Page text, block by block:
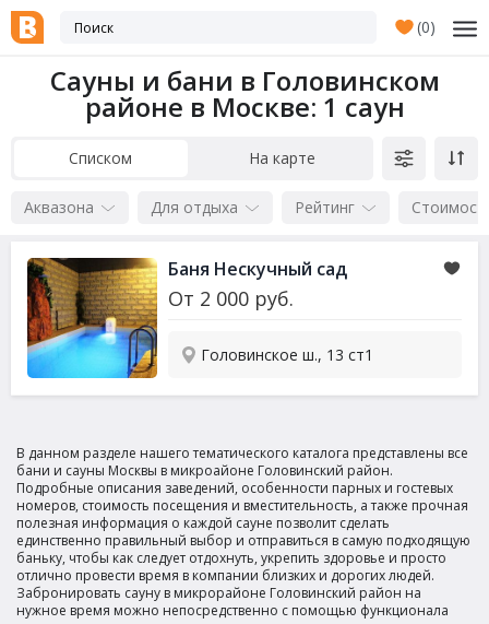
(0)
Сауны и бани в Головинском
районе в Москве: 1 саун
Списком На карте
Аквазона Для отдыха Рейтинг
Баня Нескучный сад
От 2 000 руб.
Головинское ш., 13 ст1
В данном разделе нашего тематического каталога представлены все
бани и сауны Москвы в микроайоне Головинский район.
Подробные описания заведений, особенности парных и гостевых
номеров, стоимость посещения и вместительность, а также прочная
полезная информация о каждой сауне позволит сделать
единственно правильный выбор и отправиться в самую подходящую
баньку, чтобы как следует отдохнуть, укрепить здоровье и просто
отлично провести время в компании близких и дорогих людей.
Забронировать сауну в микрорайоне Головинский район на
нужное время можно непосредственно с помощью функционала